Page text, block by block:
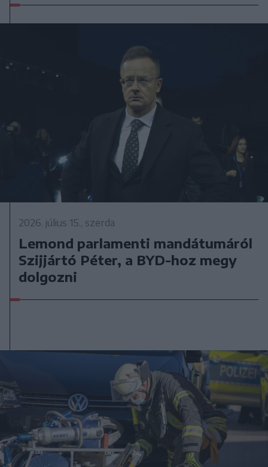
2026. július 15., szerda
Lemond parlamenti mandátumáról
Szijjártó Péter, a BYD-hoz megy
dolgozni